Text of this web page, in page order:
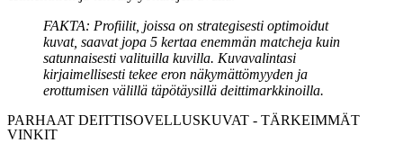
FAKTA: Profiilit, joissa on strategisesti optimoidut
kuvat, saavat jopa 5 kertaa enemmän matcheja kuin
satunnaisesti valituilla kuvilla. Kuvavalintasi
kirjaimellisesti tekee eron näkymättömyyden ja
erottumisen välillä täpötäysillä deittimarkkinoilla.
PARHAAT DEITTISOVELLUSKUVAT - TÄRKEIMMÄT
VINKIT